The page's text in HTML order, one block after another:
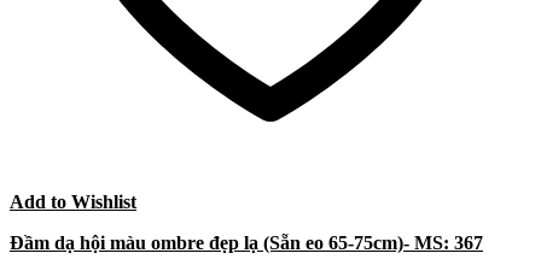
Add to Wishlist
Đầm dạ hội màu ombre đẹp lạ (Sẵn eo 65-75cm)- MS: 367